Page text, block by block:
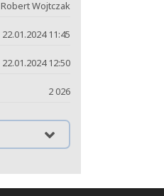
Robert Wojtczak
22.01.2024 11:45
22.01.2024 12:50
2 026